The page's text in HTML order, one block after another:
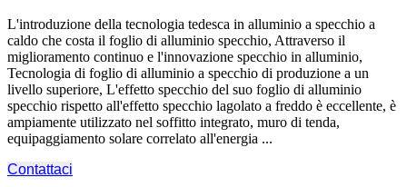
L'introduzione della tecnologia tedesca in alluminio a specchio a
caldo che costa il foglio di alluminio specchio, Attraverso il
miglioramento continuo e l'innovazione specchio in alluminio,
Tecnologia di foglio di alluminio a specchio di produzione a un
livello superiore, L'effetto specchio del suo foglio di alluminio
specchio rispetto all'effetto specchio lagolato a freddo è eccellente, è
ampiamente utilizzato nel soffitto integrato, muro di tenda,
equipaggiamento solare correlato all'energia ...
Contattaci